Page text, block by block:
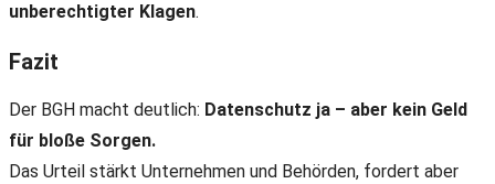
unberechtigter Klagen.
Fazit
Der BGH macht deutlich: Datenschutz ja – aber kein Geld
für bloße Sorgen.
Das Urteil stärkt Unternehmen und Behörden, fordert aber